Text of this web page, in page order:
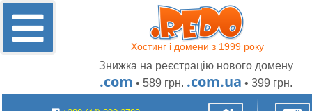
Хостинг і домени з 1999 року
Знижка на реєстрацію нового домену
.com • 589 грн. .com.ua • 399 грн.